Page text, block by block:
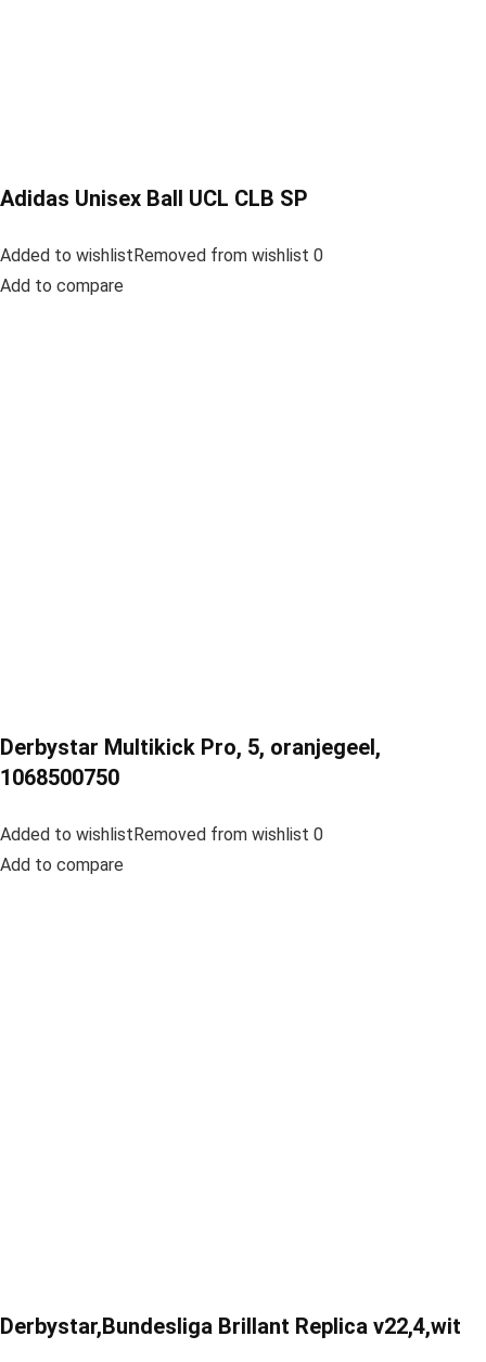
Adidas Unisex Ball UCL CLB SP
Added to wishlistRemoved from wishlist 0
Add to compare
Derbystar Multikick Pro, 5, oranjegeel,
1068500750
Added to wishlistRemoved from wishlist 0
Add to compare
Derbystar,Bundesliga Brillant Replica v22,4,wit